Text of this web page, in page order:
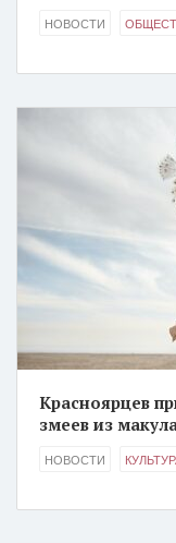
НОВОСТИ
Красноярцев
змеев из
НОВОСТИ